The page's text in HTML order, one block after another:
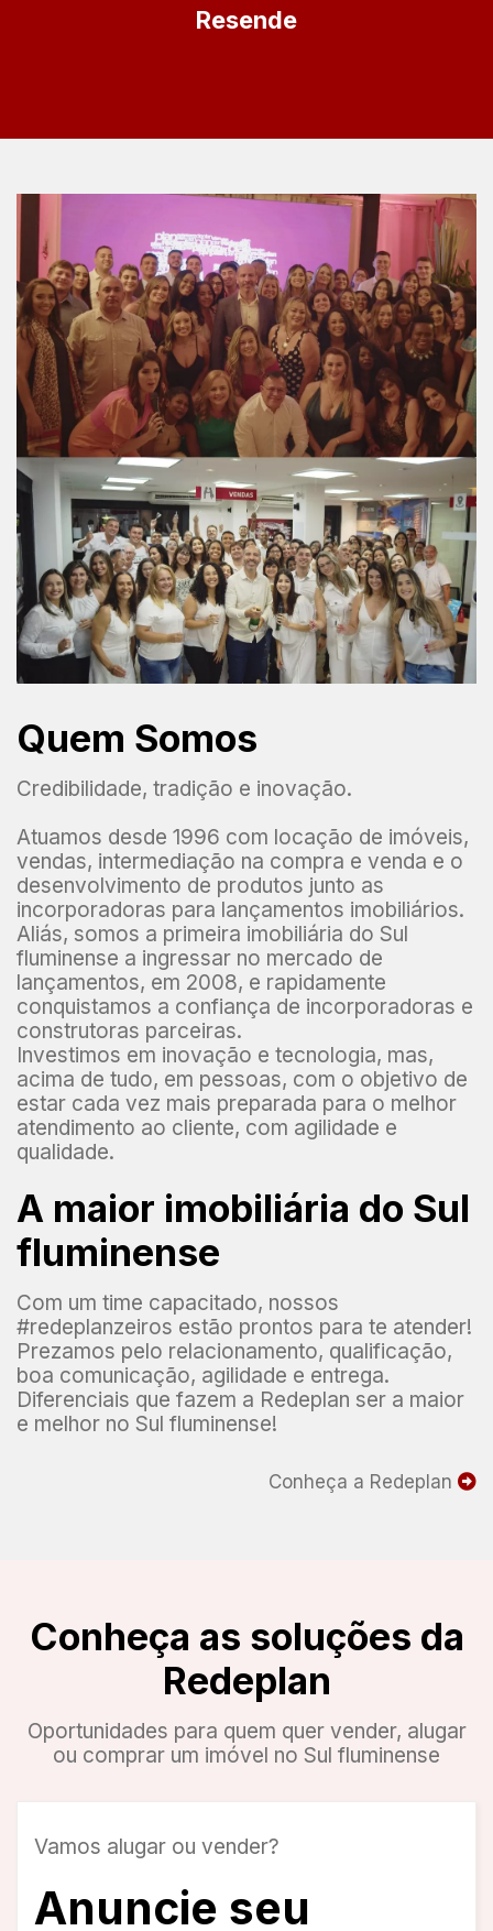
Resende
Quem Somos
Credibilidade, tradição e inovação.
Atuamos desde 1996 com locação de imóveis,
vendas, intermediação na compra e venda e o
desenvolvimento de produtos junto as
incorporadoras para lançamentos imobiliários.
Aliás, somos a primeira imobiliária do Sul
fluminense a ingressar no mercado de
lançamentos, em 2008, e rapidamente
conquistamos a confiança de incorporadoras e
construtoras parceiras.
Investimos em inovação e tecnologia, mas,
acima de tudo, em pessoas, com o objetivo de
estar cada vez mais preparada para o melhor
atendimento ao cliente, com agilidade e
qualidade.
A maior imobiliária do Sul
fluminense
Com um time capacitado, nossos
#redeplanzeiros estão prontos para te atender!
Prezamos pelo relacionamento, qualificação,
boa comunicação, agilidade e entrega.
Diferenciais que fazem a Redeplan ser a maior
e melhor no Sul fluminense!
Conheça a Redeplan
Conheça as soluções da
Redeplan
Oportunidades para quem quer vender, alugar
ou comprar um imóvel no Sul fluminense
Vamos alugar ou vender?
Anuncie seu